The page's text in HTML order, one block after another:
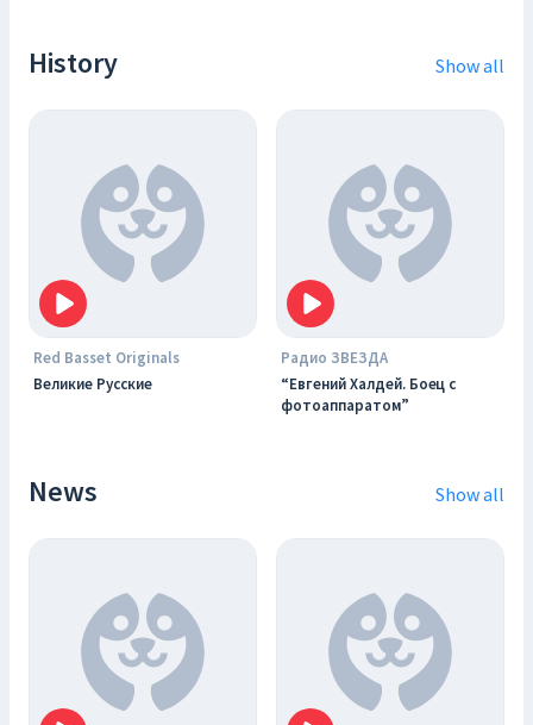
History Show all
Red Basset Originals
Великие Русские
Радио ЗВЕЗДА
“Евгений Халдей. Боец с
фотоаппаратом”
News Show all